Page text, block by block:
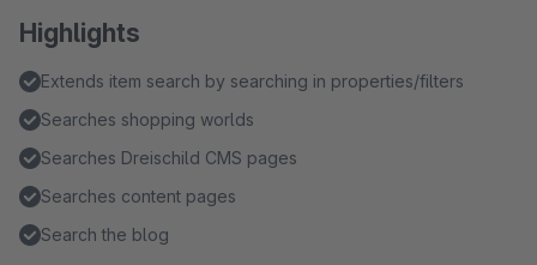
Highlights
Extends item search by searching in properties/filters
Searches shopping worlds
Searches Dreischild CMS pages
Searches content pages
Search the blog